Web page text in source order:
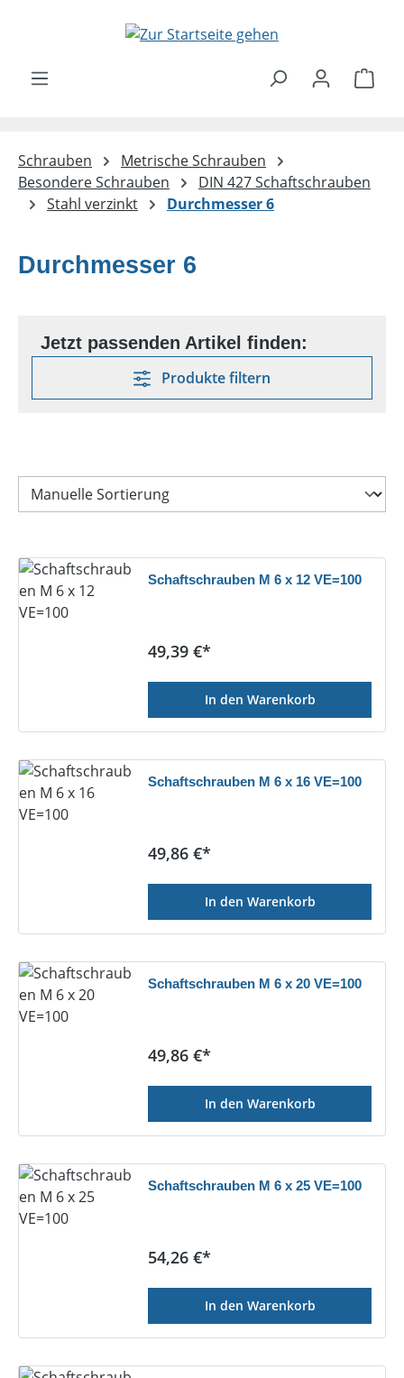
Zum Hauptinhalt springen
Schrauben
Metrische Schrauben
Besondere Schrauben
DIN 427 Schaftschrauben
Stahl verzinkt
Durchmesser 6
Durchmesser 6
Produkte filtern
Schaftschrauben M 6 x 12 VE=100
Regulärer Preis:
49,39 €*
In den Warenkorb
Schaftschrauben M 6 x 16 VE=100
Regulärer Preis:
49,86 €*
In den Warenkorb
Schaftschrauben M 6 x 20 VE=100
Regulärer Preis:
49,86 €*
In den Warenkorb
Schaftschrauben M 6 x 25 VE=100
Regulärer Preis:
54,26 €*
In den Warenkorb